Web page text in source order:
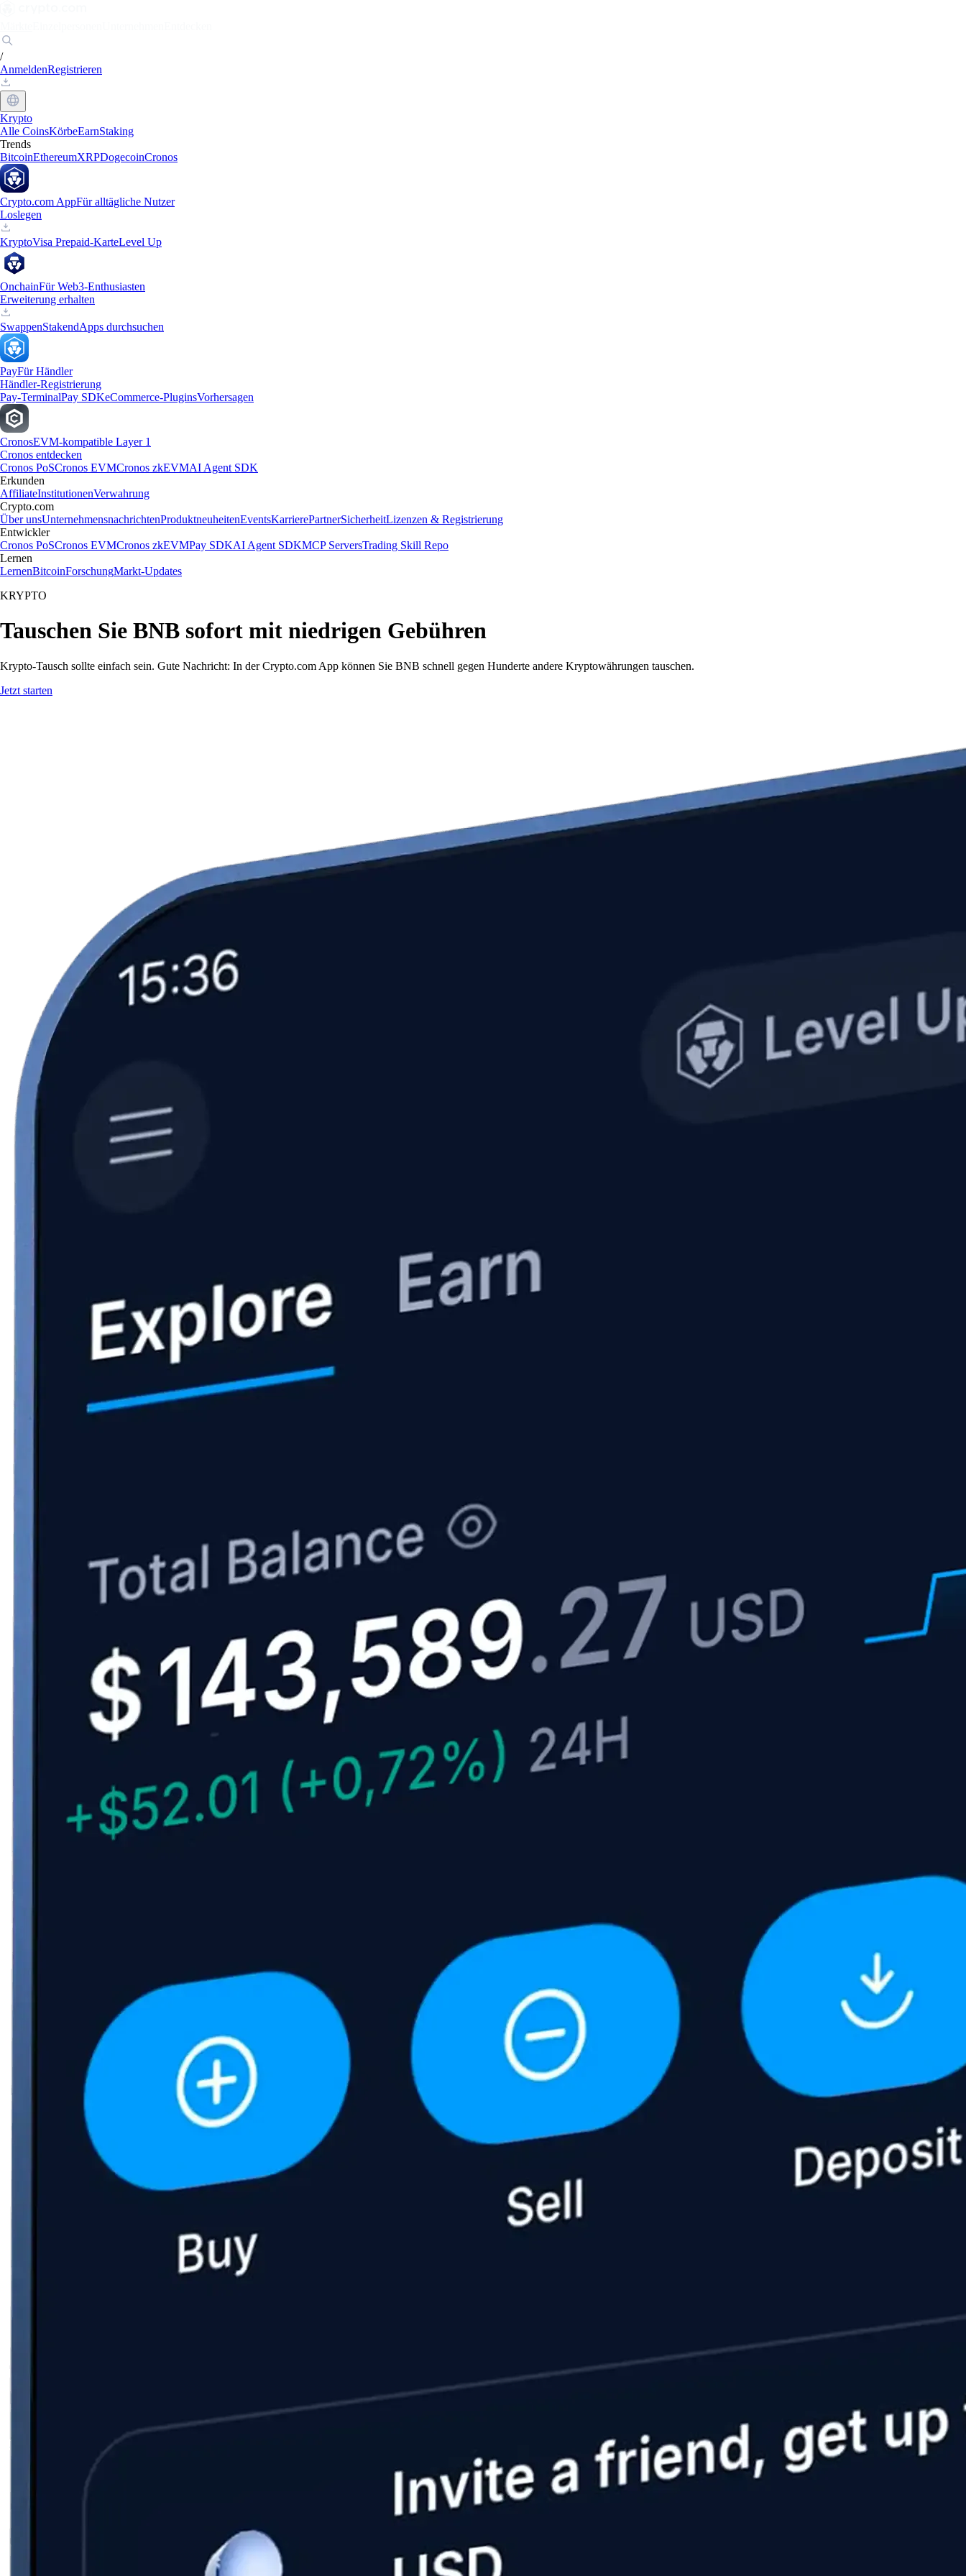
/
AnmeldenRegistrieren
Krypto
Alle CoinsKörbeEarnStaking
Trends
BitcoinEthereumXRPDogecoinCronos
Crypto.com AppFür alltägliche Nutzer
Loslegen
KryptoVisa Prepaid-KarteLevel Up
OnchainFür Web3-Enthusiasten
Erweiterung erhalten
SwappenStakendApps durchsuchen
PayFür Händler
Händler-Registrierung
Pay-TerminalPay SDKeCommerce-PluginsVorhersagen
CronosEVM-kompatible Layer 1
Cronos entdecken
Cronos PoSCronos EVMCronos zkEVMAI Agent SDK
Erkunden
AffiliateInstitutionenVerwahrung
Crypto.com
Über unsUnternehmensnachrichtenProduktneuheitenEventsKarrierePartnerSicherheitLizenzen & Registrierung
Entwickler
Cronos PoSCronos EVMCronos zkEVMPay SDKAI Agent SDKMCP ServersTrading Skill Repo
Lernen
LernenBitcoinForschungMarkt-Updates
KRYPTO
Tauschen Sie BNB sofort mit niedrigen Gebühren
Krypto-Tausch sollte einfach sein. Gute Nachricht: In der Crypto.com App können Sie BNB schnell gegen Hunderte andere Kryptowährungen tauschen.
Jetzt starten